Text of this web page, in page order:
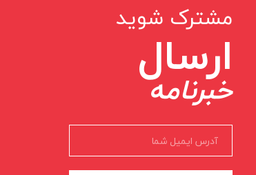
مشترک شوید
ارسال
خبرنامه